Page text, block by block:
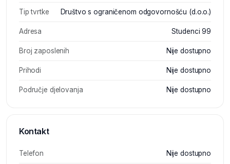
Tip tvrtke Društvo s ograničenom odgovornošću (d.o.o.)
Adresa Studenci 99
Broj zaposlenih Nije dostupno
Prihodi Nije dostupno
Područje djelovanja Nije dostupno
Kontakt
Telefon Nije dostupno